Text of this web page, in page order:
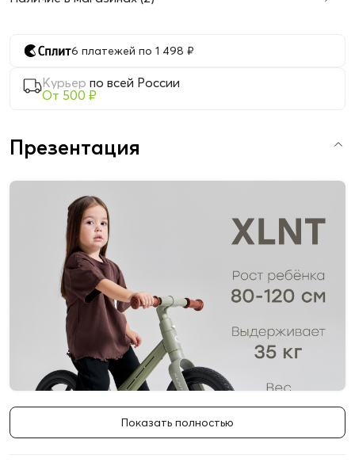
6 платежей по 1 498 ₽
Курьер по всей России
От 500 ₽
Презентация
Показать полностью